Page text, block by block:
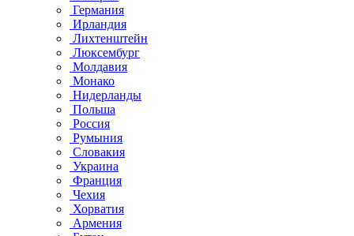
Германия
Ирландия
Лихтенштейн
Люксембург
Молдавия
Монако
Нидерланды
Польша
Россия
Румыния
Словакия
Украина
Франция
Чехия
Хорватия
Армения